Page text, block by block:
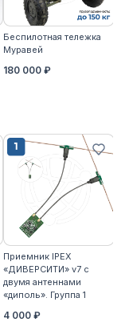
Беспилотная тележка
Муравей
180 000 ₽
Приемник IPEX
«ДИВЕРСИТИ» v7 с
двумя антеннами
«диполь». Группа 1
4 000 ₽